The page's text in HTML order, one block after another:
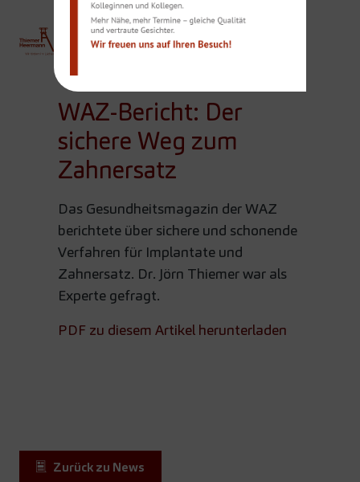
THIEMER
Team
WAZ-Bericht: Der
sichere Weg zum
Zahnersatz
Das Gesundheitsmagazin der WAZ
berichtete über sichere und schonende
Verfahren für Implantate und
Zahnersatz. Dr. Jörn Thiemer war als
Experte gefragt.
PDF zu diesem Artikel herunterladen
Zurück zu News